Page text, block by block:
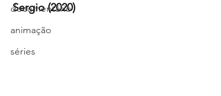
documentário
animação
séries
Sergio (2020)